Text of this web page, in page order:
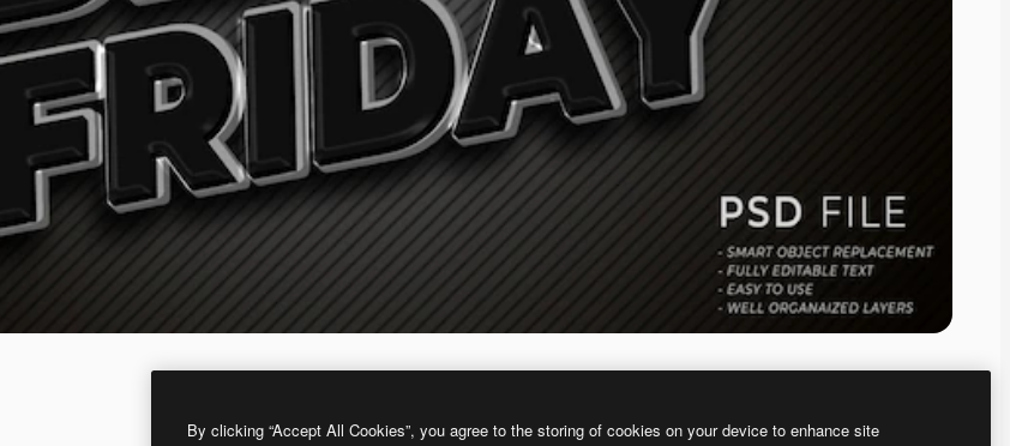
By clicking “Accept All Cookies”, you agree to the storing of cookies on your device to enhance site